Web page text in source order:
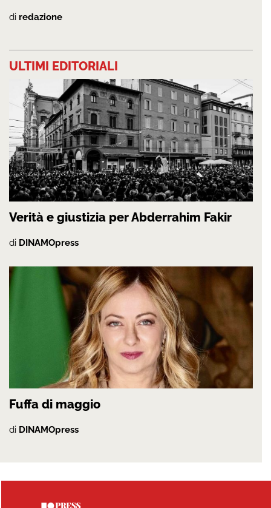
di redazione
ULTIMI EDITORIALI
Verità e giustizia per Abderrahim Fakir
di DINAMOpress
Fuffa di maggio
di DINAMOpress